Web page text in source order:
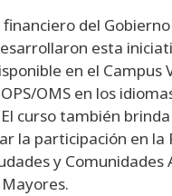
financiero del
esta
en el Campus
OMS en los
curso también
la participación en la
y Comunidades